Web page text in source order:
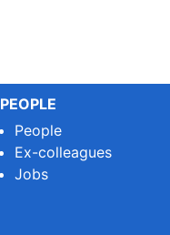
PEOPLE
People
Ex-colleagues
Jobs